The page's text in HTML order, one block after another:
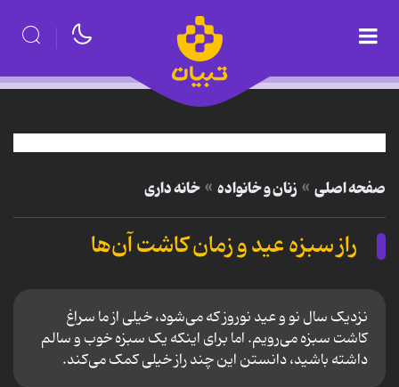
صفحه اصلی زنان و خانواده خانه داری
راز سبزه‌ عید و زمان کاشت آن‌ها
نزدیک سال نو و عید نوروز که می‌شود، خیلی از ما سراغ
کاشت سبزه می‌رویم. اما برای اینکه یک سبزه خوب و سالم
داشته باشید، دانستن این چند راز خیلی کمک می‌کند.